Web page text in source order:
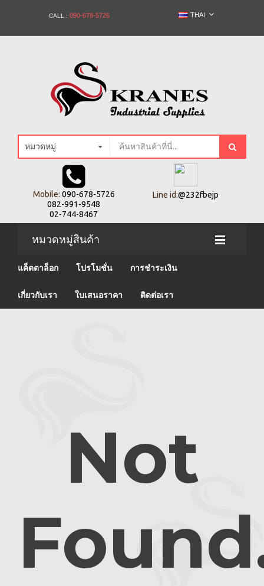
CALL : 090-678-5726 THAI
หมวดหมู่
Mobile: 090-678-5726
082-991-9548
02-744-8467
Line id:@232fbejp
หมวดหมู่สินค้า
แค็ตตาล็อก โปรโมชั่น การชำระเงิน
เกี่ยวกับเรา ใบเสนอราคา ติดต่อเรา
Not